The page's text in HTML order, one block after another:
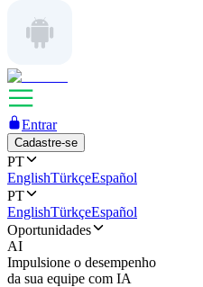
Entrar
Cadastre-se
PT
EnglishTürkçeEspañol
PT
EnglishTürkçeEspañol
Oportunidades
AI
Impulsione o desempenho
da sua equipe com IA